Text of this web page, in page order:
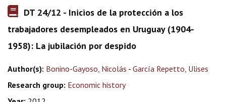
DT 24/12 - Inicios de la protección a los
trabajadores desempleados en Uruguay (1904-
1958): La jubilación por despido
Author(s): Bonino-Gayoso, Nicolás - García Repetto, Ulises
Research group: Economic history